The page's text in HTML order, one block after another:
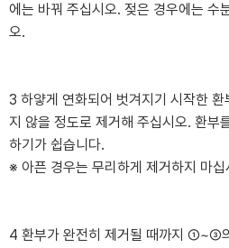
에는 바꿔 주십시오. 젖은 경우에는 수
오.
3 하얗게 연화되어 벗겨지기 시작한 환
지 않을 정도로 제거해 주십시오. 환부
하기가 쉽습니다.
※ 아픈 경우는 무리하게 제거하지 마십
4 환부가 완전히 제거될 때까지 ①~③